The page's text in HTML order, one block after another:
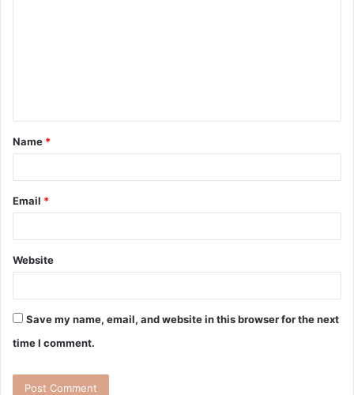
Name *
Email *
Website
Save my name, email, and website in this browser for the next
time I comment.